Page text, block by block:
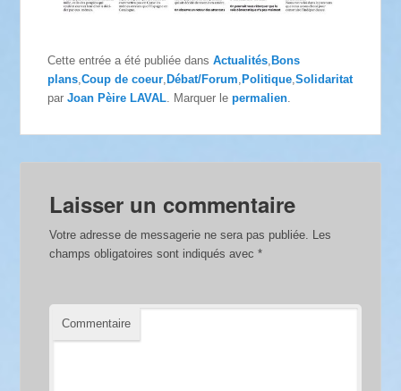
Cette entrée a été publiée dansActualités, Bons
plans,Coup de coeur, Débat/Forum, Politique,Solidaritat
parJoan Pèire LAVAL. Marquer lepermalien.
Laisser un commentaire
Votre adresse de messagerie ne sera pas publiée. Les
champs obligatoires sont indiqués avec*
Commentaire